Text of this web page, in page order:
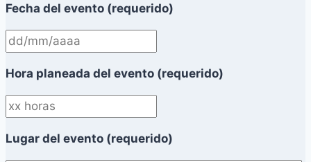
Fecha del evento (requerido)
Hora planeada del evento (requerido)
Lugar del evento (requerido)